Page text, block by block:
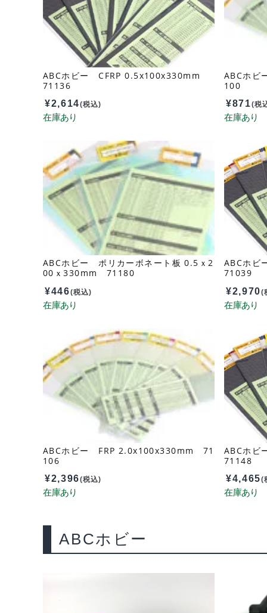
ABCホビー CFRP 0.5x100x330mm
71136
¥2,614(税込)
ABCホ
100
¥871(税
ABCホビー ポリカーボネート板 0.5ｘ2
00ｘ330mm 71180
¥446(税込)
ABCホ
71039
¥2,970(
ABCホビー FRP 2.0x100x330mm 71
106
¥2,396(税込)
ABCホ
71148
¥4,465(
ABCホビー